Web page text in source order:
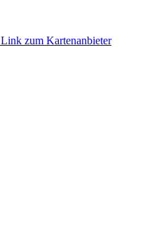
Link zum Kartenanbieter